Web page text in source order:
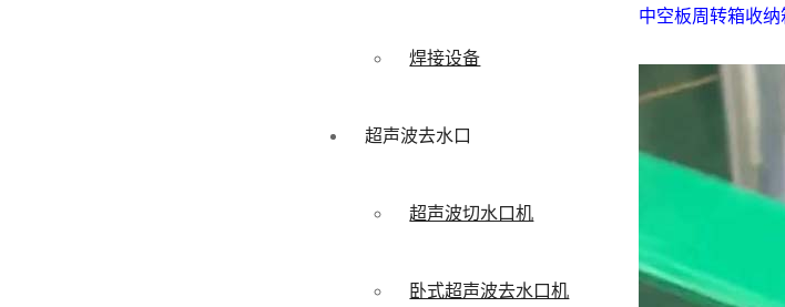
焊接设备
超声波去水口
超声波切水口机
卧式超声波去水口机
中空板周转箱收